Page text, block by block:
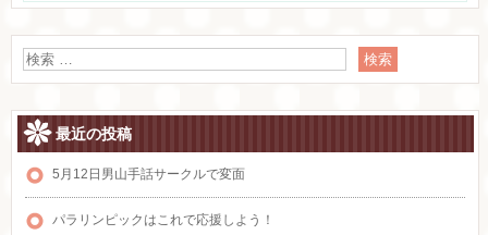
最近の投稿
5月12日男山手話サークルで変面
パラリンピックはこれで応援しよう！